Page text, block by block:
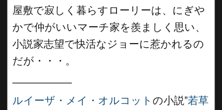
屋敷で寂しく暮らすローリーは、にぎや
かで仲がいいマーチ家を羨ましく思い、
小説家志望で快活なジョーに惹かれるの
だが・・・。
ルイーザ・メイ・オルコット の小説”若草